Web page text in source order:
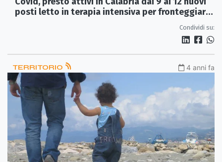
posti letto in terapia intensiva per fronteggiare
Condividi su:
TERRITORIO 4 anni fa